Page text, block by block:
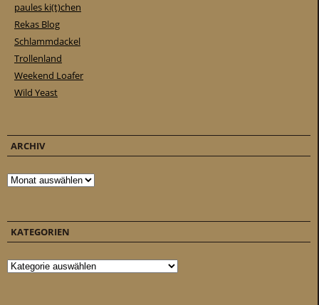
paules ki(t)chen
Rekas Blog
Schlammdackel
Trollenland
Weekend Loafer
Wild Yeast
ARCHIV
Archiv
KATEGORIEN
Kategorien